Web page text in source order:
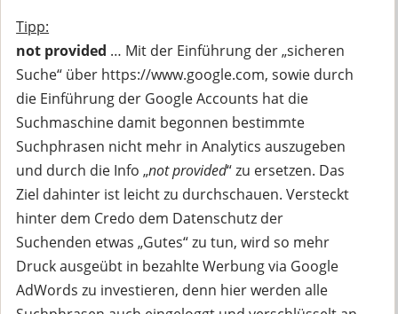
Tipp:
not provided … Mit der Einführung der „sicheren
Suche“ über https://www.google.com, sowie durch
die Einführung der Google Accounts hat die
Suchmaschine damit begonnen bestimmte
Suchphrasen nicht mehr in Analytics auszugeben
und durch die Info „not provided“ zu ersetzen. Das
Ziel dahinter ist leicht zu durchschauen. Versteckt
hinter dem Credo dem Datenschutz der
Suchenden etwas „Gutes“ zu tun, wird so mehr
Druck ausgeübt in bezahlte Werbung via Google
AdWords zu investieren, denn hier werden alle